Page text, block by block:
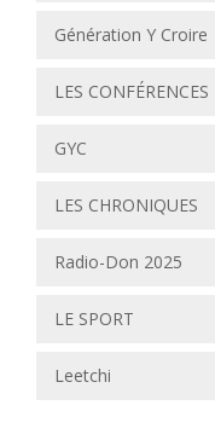
Génération Y Croire
LES CONFÉRENCES
GYC
LES CHRONIQUES
Radio-Don 2025
LE SPORT
Leetchi